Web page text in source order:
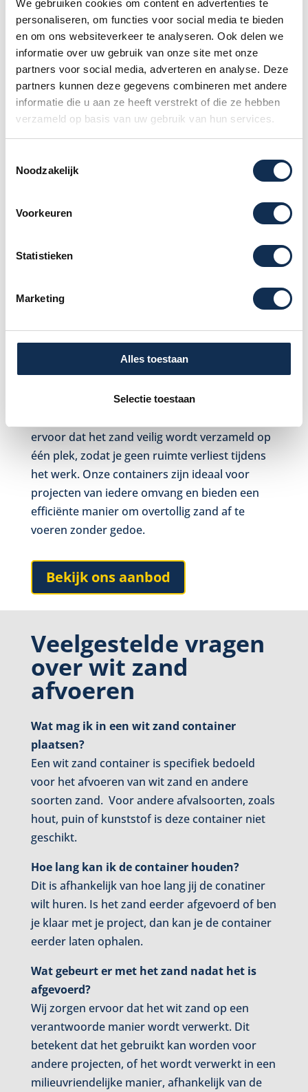
We gebruiken cookies om content en advertenties te
personaliseren, om functies voor social media te bieden
en om ons websiteverkeer te analyseren. Ook delen we
informatie over uw gebruik van onze site met onze
partners voor social media, adverteren en analyse. Deze
partners kunnen deze gegevens combineren met andere
informatie die u aan ze heeft verstrekt of die ze hebben
verzameld op basis van uw gebruik van hun services.
Noodzakelijk
Voorkeuren
Statistieken
Marketing
Alles toestaan
Selectie toestaan
Een wit zand container huren kan gemakkelijk
en snel. Het begint met het kiezen van de juiste
containermaat voor jouw klus. Of je nu een
kleine hoeveelheid zand moet afvoeren of juist
een grote klus hebt, wij bieden verschillende
formaten containers aan. Bestel jouw
container online en geef de gewenste
geleverd, kun je direct aan de slag. Zodra je
klaar bent, geef je aan wanneer de container
opgehaald kan worden. Wij zorgen ervoor dat
alles snel en effectief wordt verwerkt.
Waarom wit zand
container?
Er zijn verschillende redenen waarom het
huren van een container voor het afvoeren van
met losse zakken of aanhangers naar de stort
ervoor dat het zand veilig wordt verzameld op
één plek, zodat je geen ruimte verliest tijdens
het werk. Onze containers zijn ideaal voor
projecten van iedere omvang en bieden een
efficiënte manier om overtollig zand af te
voeren zonder gedoe.
Bekijk ons aanbod
Veelgestelde vragen
over wit zand
afvoeren
Wat mag ik in een wit zand container
plaatsen?
Een wit zand container is specifiek bedoeld
voor het afvoeren van wit zand en andere
soorten zand. Voor andere afvalsoorten, zoals
hout, puin of kunststof is deze container niet
geschikt.
Hoe lang kan ik de container houden?
Dit is afhankelijk van hoe lang jij de conatiner
wilt huren. Is het zand eerder afgevoerd of ben
je klaar met je project, dan kan je de container
eerder laten ophalen.
Wat gebeurt er met het zand nadat het is
afgevoerd?
Wij zorgen ervoor dat het wit zand op een
verantwoorde manier wordt verwerkt. Dit
betekent dat het gebruikt kan worden voor
andere projecten, of het wordt verwerkt in een
milieuvriendelijke manier, afhankelijk van de